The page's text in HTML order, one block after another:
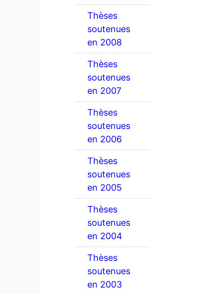
Thèses
soutenues
en 2008
Thèses
soutenues
en 2007
Thèses
soutenues
en 2006
Thèses
soutenues
en 2005
Thèses
soutenues
en 2004
Thèses
soutenues
en 2003